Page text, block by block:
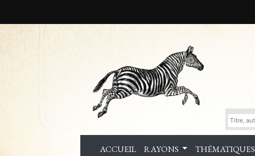
ACCUEIL RAYONS THÉMATIQUES